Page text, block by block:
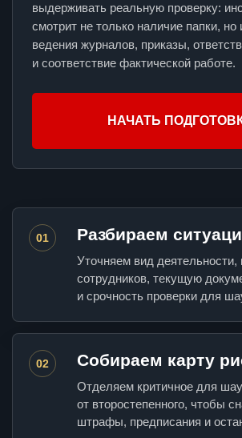
выдерживать реальную проверку:
смотрит не только наличие папки, но
ведения журналов, приказы,
и соответствие фактической работе.
НАЧАТЬ
01 Разбираем
Уточняем вид
сотрудников, текущую
и срочность проверки для
02 Собираем карту
Отделяем критичное для
от второстепенного, чтобы
штрафы, предписания и